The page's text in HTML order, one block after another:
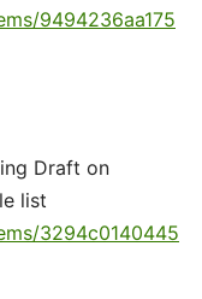
9494236aa175
Draft on
list
3294c0140445